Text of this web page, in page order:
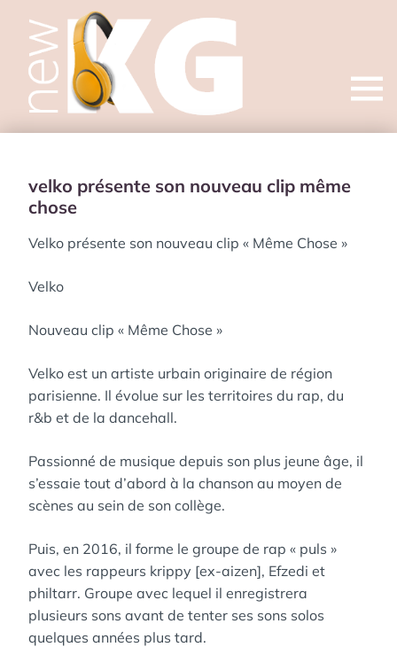
Open
velko présente son nouveau clip même
chose
Velko présente son nouveau clip « Même Chose »
Velko
Nouveau clip « Même Chose »
Velko est un artiste urbain originaire de région
parisienne. Il évolue sur les territoires du rap, du
r&b et de la dancehall.
Passionné de musique depuis son plus jeune âge, il
s’essaie tout d’abord à la chanson au moyen de
scènes au sein de son collège.
Puis, en 2016, il forme le groupe de rap « puls »
avec les rappeurs krippy [ex-aizen], Efzedi et
philtarr. Groupe avec lequel il enregistrera
plusieurs sons avant de tenter ses sons solos
quelques années plus tard.